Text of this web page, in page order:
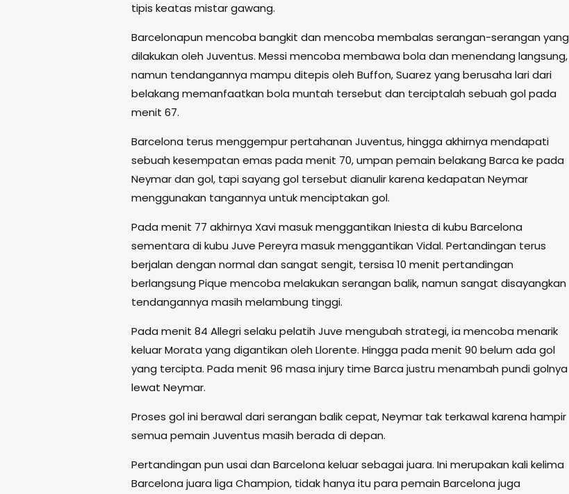
tipis keatas mistar gawang.
Barcelonapun mencoba bangkit dan mencoba membalas serangan-serangan yang
dilakukan oleh Juventus. Messi mencoba membawa bola dan menendang langsung,
namun tendangannya mampu ditepis oleh Buffon, Suarez yang berusaha lari dari
belakang memanfaatkan bola muntah tersebut dan terciptalah sebuah gol pada
menit 67.
Barcelona terus menggempur pertahanan Juventus, hingga akhirnya mendapati
sebuah kesempatan emas pada menit 70, umpan pemain belakang Barca ke pada
Neymar dan gol, tapi sayang gol tersebut dianulir karena kedapatan Neymar
menggunakan tangannya untuk menciptakan gol.
Pada menit 77 akhirnya Xavi masuk menggantikan Iniesta di kubu Barcelona
sementara di kubu Juve Pereyra masuk menggantikan Vidal. Pertandingan terus
berjalan dengan normal dan sangat sengit, tersisa 10 menit pertandingan
berlangsung Pique mencoba melakukan serangan balik, namun sangat disayangkan
tendangannya masih melambung tinggi.
Pada menit 84 Allegri selaku pelatih Juve mengubah strategi, ia mencoba menarik
keluar Morata yang digantikan oleh Llorente. Hingga pada menit 90 belum ada gol
yang tercipta. Pada menit 96 masa injury time Barca justru menambah pundi golnya
lewat Neymar.
Proses gol ini berawal dari serangan balik cepat, Neymar tak terkawal karena hampir
semua pemain Juventus masih berada di depan.
Pertandingan pun usai dan Barcelona keluar sebagai juara. Ini merupakan kali kelima
Barcelona juara liga Champion, tidak hanya itu para pemain Barcelona juga